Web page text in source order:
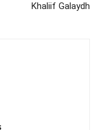
Khaliif Galaydh